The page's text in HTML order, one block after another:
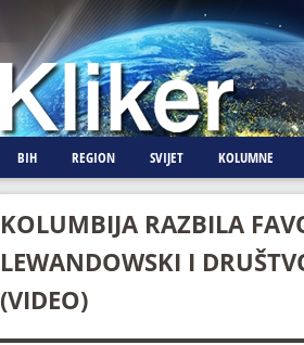
BIH REGION SVIJET KOLUMNE
KOLUMBIJA RAZBILA
LEWANDOWSKI I
(VIDEO)